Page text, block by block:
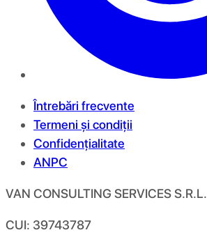
Întrebări frecvente
Termeni și condiții
Confidențialitate
ANPC
VAN CONSULTING SERVICES S.R.L.
CUI: 39743787